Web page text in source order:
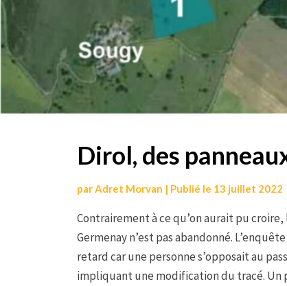
Dirol, des
parAdret Morvan | Publié le 13 juillet 2022
Contrairement à ce qu’on aurait pu
Germenay n’est pas abandonné.
retard car une personne s’opposait au
impliquant une modification du tracé. Un